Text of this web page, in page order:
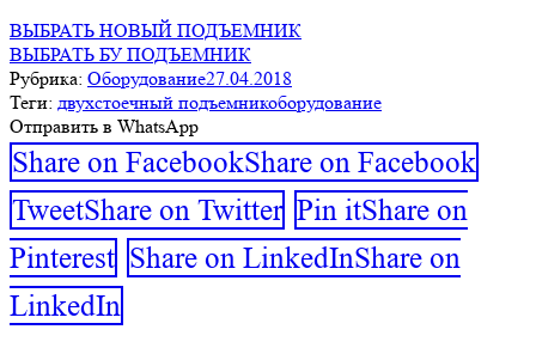
ВЫБРАТЬ НОВЫЙ ПОДЪЕМНИК
ВЫБРАТЬ БУ ПОДЪЕМНИК
Рубрика: Оборудование27.04.2018
Теги: двухстоечный подъемникоборудование
Отправить в WhatsApp
Share on FacebookShare on Facebook
TweetShare on Twitter Pin itShare on
Pinterest Share on LinkedInShare on
LinkedIn